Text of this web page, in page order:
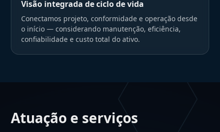
Visão integrada de ciclo de vida
Conectamos projeto, conformidade e operação desde
o início — considerando manutenção, eficiência,
confiabilidade e custo total do ativo.
Atuação e serviços